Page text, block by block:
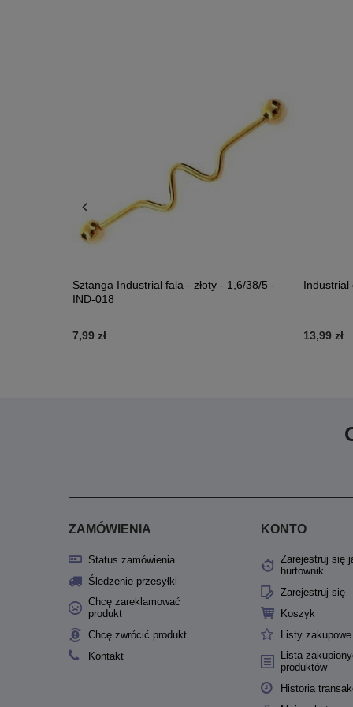
Sztanga Industrial fala - złoty - 1,6/38/5 -
IND-018
7,99 zł
Industrial
13,99 zł
ZAMÓWIENIA
Status zamówienia
Śledzenie przesyłki
Chcę zareklamować
produkt
Chcę zwrócić produkt
Kontakt
KONTO
Zarejestruj się
hurtownik
Zarejestruj się
Koszyk
Listy zakupowe
Lista
produktów
Historia